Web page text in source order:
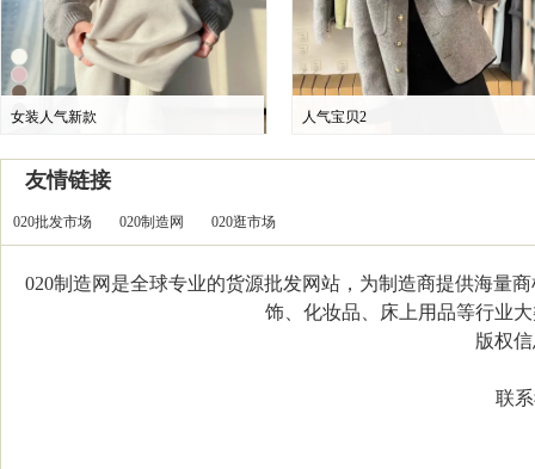
女装人气新款 人气宝贝2
友情链接
020批发市场 020制造网 020逛市场
020制造网是全球专业的货源批发网站，为制造商提供海量
饰、化妆品、床上用品等行业
版权信
联